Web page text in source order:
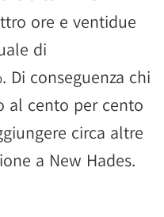
ore e ventidue
di
conseguenza chi
al cento per cento
circa altre
a New Hades.